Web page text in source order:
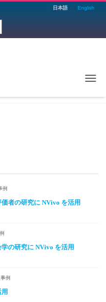
日本語 English
例
者の研究に NVivo を活用
の研究に NVivo を活用
例